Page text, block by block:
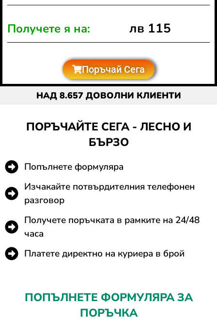
Получете я на: лв 115
Поръчай Сега
НАД 8.657 ДОВОЛНИ КЛИЕНТИ
ПОРЪЧАЙТЕ СЕГА - ЛЕСНО И
БЪРЗО
Попълнете формуляра
Изчакайте потвърдителния телефонен
разговор
Получете поръчката в рамките на 24/48
часа
Платете директно на куриера в брой
ПОПЪЛНЕТЕ ФОРМУЛЯРА ЗА
ПОРЪЧКА